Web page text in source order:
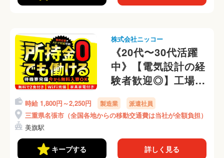
株式会社ニッコー
《20代〜30代活躍
中》【電気設計の経
験者歓迎◎】工場設
備の配電盤や制御盤
などの電気設計業務
◎寮費はずっと0
円！月収35万円可
(469-3)
時給 1,800円～2,250円 製造業 派遣社員
三重県名張市（全国各地からの移動交通費は当社が全額負担）
美旗駅
キープする 詳しく見る